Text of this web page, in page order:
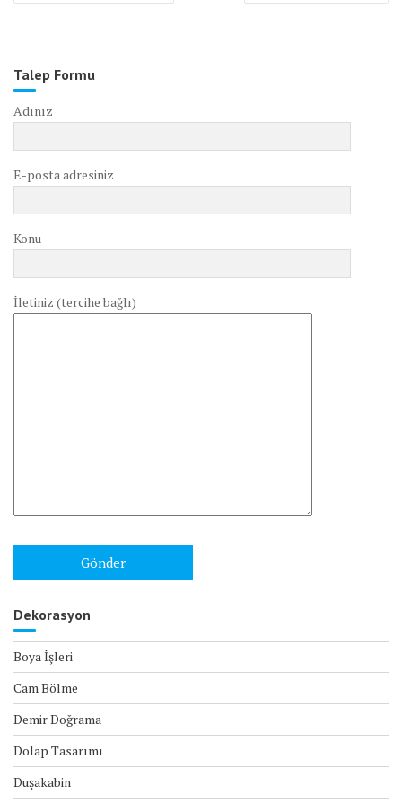
Talep Formu
Adınız
E-posta adresiniz
Konu
İletiniz (tercihe bağlı)
Dekorasyon
Boya İşleri
Cam Bölme
Demir Doğrama
Dolap Tasarımı
Duşakabin